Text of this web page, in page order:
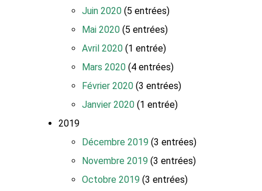
Juin 2020 (5 entrées)
Mai 2020 (5 entrées)
Avril 2020 (1 entrée)
Mars 2020 (4 entrées)
Février 2020 (3 entrées)
Janvier 2020 (1 entrée)
2019
Décembre 2019 (3 entrées)
Novembre 2019 (3 entrées)
Octobre 2019 (3 entrées)